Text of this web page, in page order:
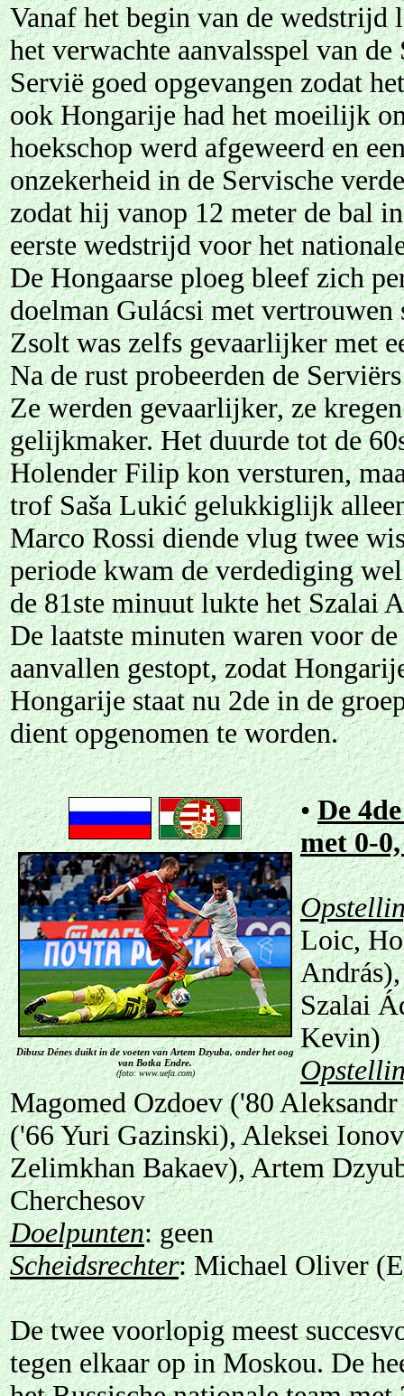
Vanaf het begin van de wedstrijd
het verwachte aanvalsspel van
Servië goed opgevangen zodat
ook Hongarije had het moeilijk
hoekschop werd afgeweerd en
onzekerheid in de Servische
zodat hij vanop 12 meter de bal
eerste wedstrijd voor het
De Hongaarse ploeg bleef zich
doelman Gulácsi met vertrouwen
Zsolt was zelfs gevaarlijker met
Na de rust probeerden de
Ze werden gevaarlijker, ze
gelijkmaker. Het duurde tot de
Holender Filip kon versturen,
trof Saša Lukić gelukkiglijk
Marco Rossi diende vlug twee
periode kwam de verdediging
de 81ste minuut lukte het Szalai
De laatste minuten waren voor
aanvallen gestopt, zodat
Hongarije staat nu 2de in de
dient opgenomen te worden.
Dibusz Dénes duikt in de voeten van Artem Dzyuba, onder het oog
van Botka Endre.
(foto: www.uefa.com)
•De
met 0-
Loic,
Szalai
Kevin)
Magomed Ozdoev ('80
('66 Yuri Gazinski), Aleksei
Zelimkhan Bakaev), Artem
Cherchesov
Doelpunten: geen
Scheidsrechter: Michael Oliver
De twee voorlopig meest
tegen elkaar op in Moskou. De